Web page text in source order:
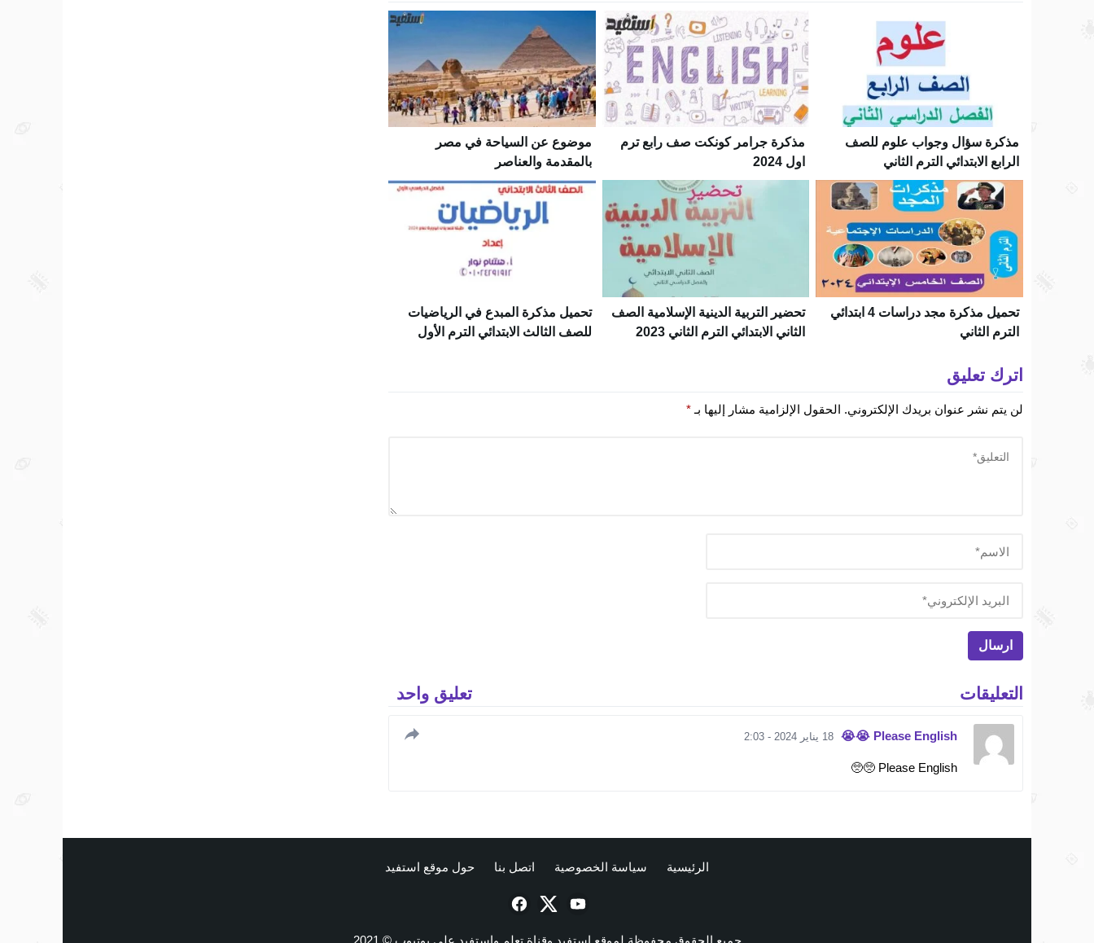
مذكرة سؤال وجواب علوم للصف
الرابع الابتدائي الترم الثاني
مذكرة جرامر كونكت صف رابع ترم
اول 2024
موضوع عن السياحة في مصر
بالمقدمة والعناصر
تحميل مذكرة مجد دراسات 4 ابتدائي
الترم الثاني
تحضير التربية الدينية الإسلامية الصف
الثاني الابتدائي الترم الثاني 2023
تحميل مذكرة المبدع في الرياضيات
للصف الثالث الابتدائي الترم الأول
اترك تعليق
لن يتم نشر عنوان بريدك الإلكتروني. الحقول الإلزامية مشار إليها بـ *
التعليقات تعليق واحد
Please English 😭😭 18 يناير 2024 - 2:03
Please English 🥺🥺
الرئيسية سياسة الخصوصية اتصل بنا حول موقع استفيد
جميع الحقوق محفوظة لموقع استفيد وقناة تعلم واستفيد علي يوتيوب © 2021